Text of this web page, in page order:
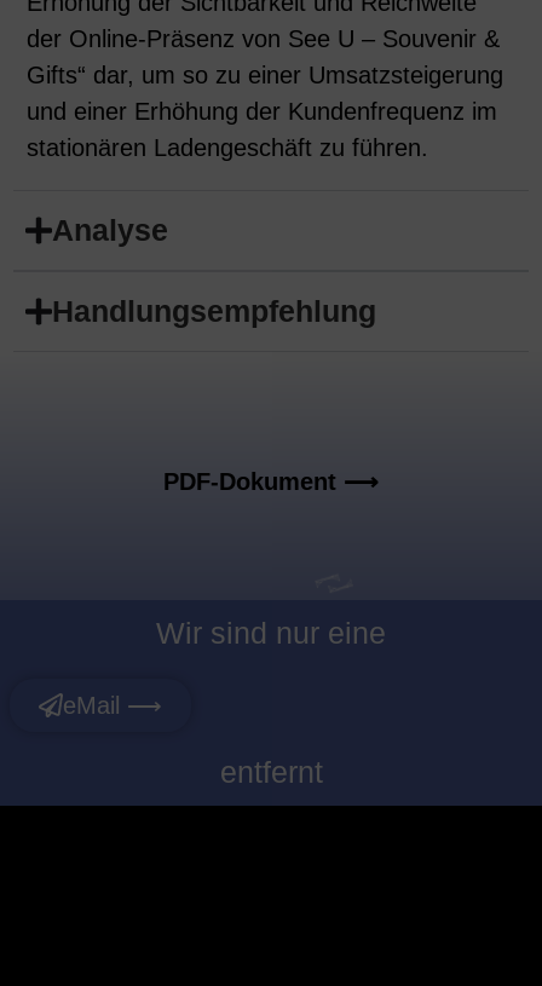
der Online-Präsenz von See U – Souvenir &
Gifts“ dar, um so zu einer Umsatzsteigerung
und einer Erhöhung der Kundenfrequenz im
stationären Ladengeschäft zu führen.
Analyse
Handlungsempfehlung
PDF-Dokument ⟶
Wir sind nur eine
eMail ⟶
entfernt